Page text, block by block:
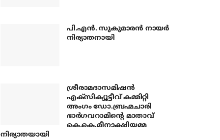
പി.എന്‍. സുകുമാരന്‍ നായര്‍
നിര്യാതനായി
ശ്രീരാമദാസമിഷന്‍
എക്‌സിക്യൂട്ടീവ് കമ്മിറ്റി
അംഗം ഡോ.ബ്രഹ്മചാരി
ഭാര്‍ഗവറാമിന്റെ മാതാവ്
കെ.കെ.മീനാക്ഷിയമ്മ
നിര്യാതയായി